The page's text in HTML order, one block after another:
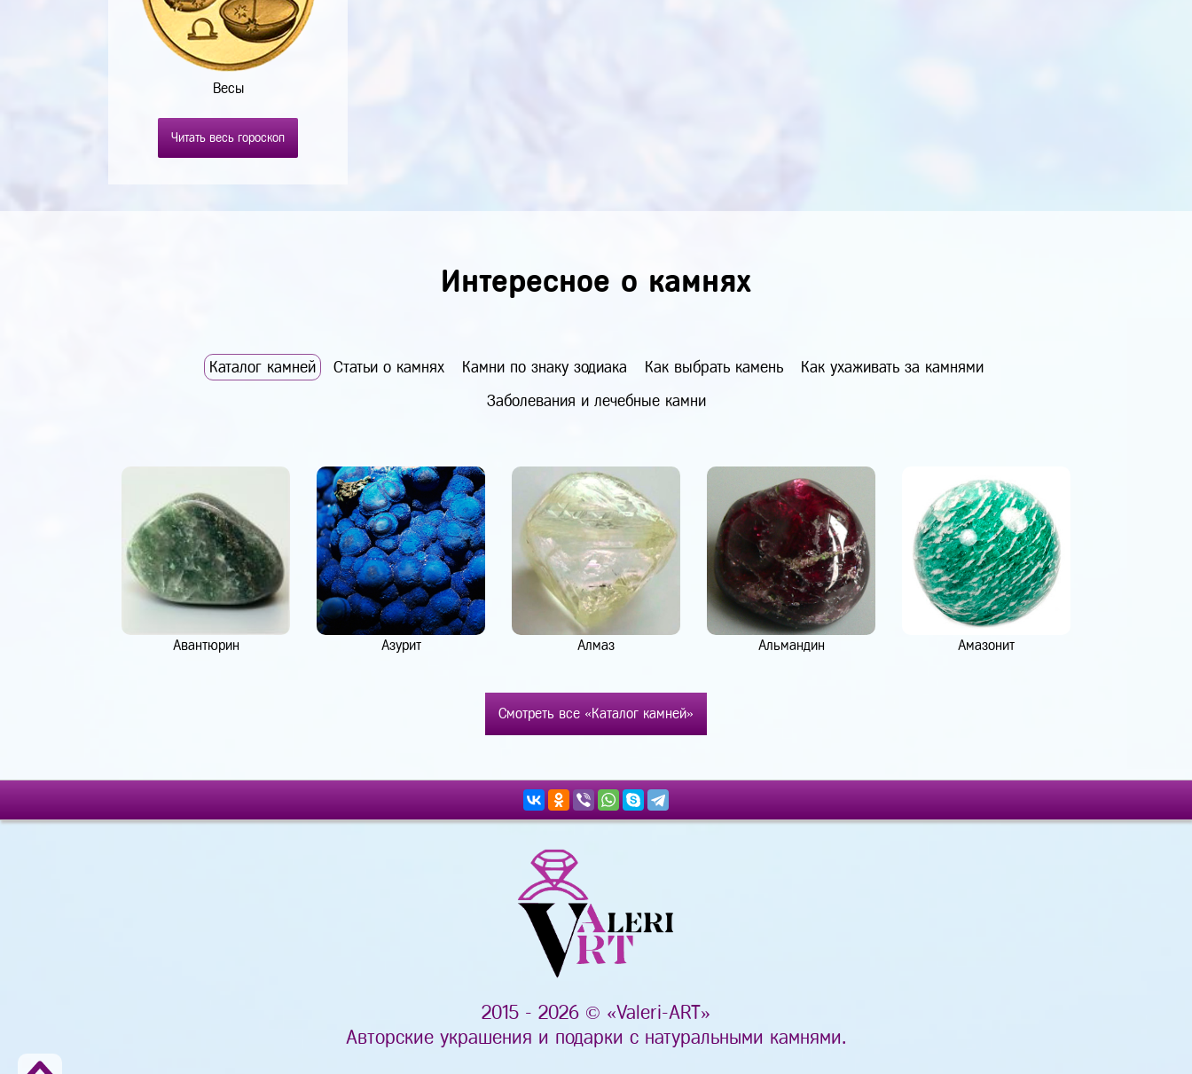
Весы
Читать весь гороскоп
Интересное о камнях
Каталог камней Статьи о камнях Камни по знаку зодиака Как выбрать камень Как ухаживать за камнями
Заболевания и лечебные камни
Авантюрин Азурит Алмаз Альмандин Амазонит
Смотреть все «Каталог камней»
2015 - 2026 © «Valeri-ART»
Авторские украшения и подарки с натуральными камнями.